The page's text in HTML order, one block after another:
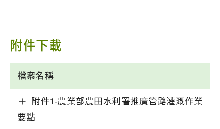
附件下載
檔案名稱
附件1-農業部農田水利署推廣管路灌溉作業
要點